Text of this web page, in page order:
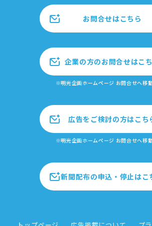
お問合せはこちら
企業の方のお問合せはこ
※明光企画ホームページ お問合せへ移
広告をご検討の方はこち
※明光企画ホームページ お問合せへ移
新聞配布の申込・停止はこ